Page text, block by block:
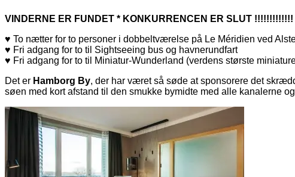
VINDERNE ER FUNDET * KONKURRENCEN ER SLUT !!!!!!!!!!!!!
♥ To nætter for to personer i dobbeltværelse på Le Méridien ved
♥ Fri adgang for to til Sightseeing bus og havnerundfart
♥ Fri adgang for to til Miniatur-Wunderland (verdens største
Det er Hamborg By, der har været så søde at sponsorere det
søen med kort afstand til den smukke bymidte med alle kanalerne